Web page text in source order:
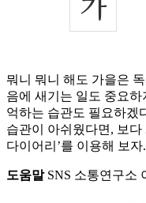
뭐니 뭐니 해도 가을은
음에 새기는 일도 중요하
억하는 습관도 필요하겠
습관이 아쉬웠다면, 보다
다이어리’를 이용해 보자.
도움말SNS 소통연구소